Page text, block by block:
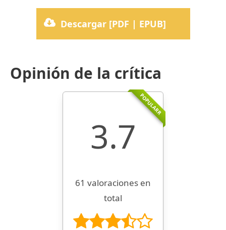
Descargar [PDF | EPUB]
Opinión de la crítica
POPULARR
3.7
61 valoraciones en
total